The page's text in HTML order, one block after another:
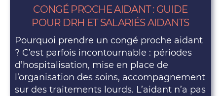
CONGÉ PROCHE AIDANT : GUIDE
POUR DRH ET SALARIÉS AIDANTS
Pourquoi prendre un congé proche aidant
? C’est parfois incontournable : périodes
d’hospitalisation, mise en place de
l’organisation des soins, accompagnement
sur des traitements lourds. L’aidant n’a pas